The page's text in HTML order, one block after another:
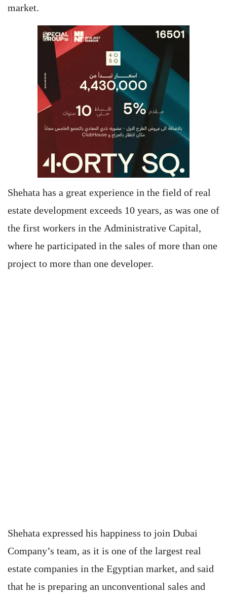
market.
Shehata has a great experience in the field of real
estate development exceeds 10 years, as was one of
the first workers in the Administrative Capital,
where he participated in the sales of more than one
project to more than one developer.
Shehata expressed his happiness to join Dubai
Company’s team, as it is one of the largest real
estate companies in the Egyptian market, and said
that he is preparing an unconventional sales and